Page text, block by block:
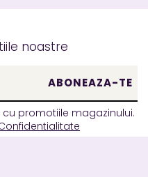
noastre
promotiile magazinului.